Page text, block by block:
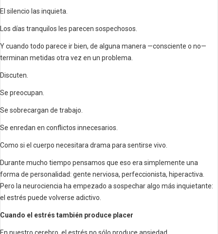
El silencio las inquieta.
Los días tranquilos les parecen sospechosos.
Y cuando todo parece ir bien, de alguna manera —consciente o no—
terminan metidas otra vez en un problema.
Discuten.
Se preocupan.
Se sobrecargan de trabajo.
Se enredan en conflictos innecesarios.
Como si el cuerpo necesitara drama para sentirse vivo.
Durante mucho tiempo pensamos que eso era simplemente una
forma de personalidad: gente nerviosa, perfeccionista, hiperactiva.
Pero la neurociencia ha empezado a sospechar algo más inquietante:
el estrés puede volverse adictivo.
Cuando el estrés también produce placer